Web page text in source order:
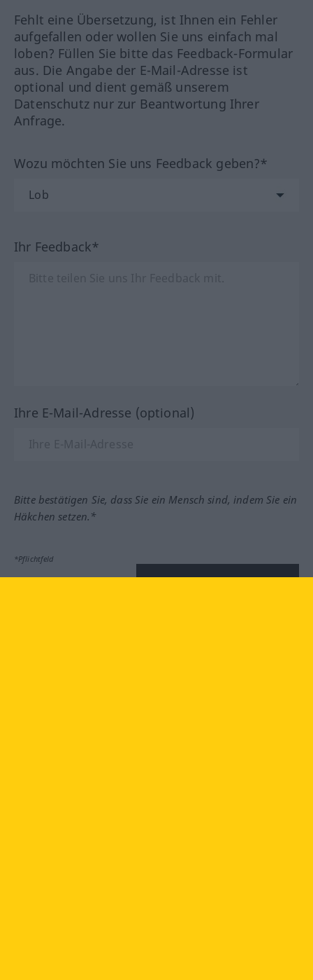
Fehlt eine Übersetzung, ist Ihnen ein Fehler
aufgefallen oder wollen Sie uns einfach mal
loben? Füllen Sie bitte das Feedback-Formular
aus. Die Angabe der E-Mail-Adresse ist
optional und dient gemäß unserem
Datenschutz nur zur Beantwortung Ihrer
Anfrage.
Wozu möchten Sie uns Feedback geben?*
Ihr Feedback*
Ihre E-Mail-Adresse (optional)
Bitte bestätigen Sie, dass Sie ein Mensch sind, indem Sie ein
Häkchen setzen.*
*Pflichtfeld
Feedback absenden